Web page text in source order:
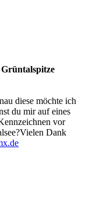
diese möchte ich
du mir auf eines
vor
Dank